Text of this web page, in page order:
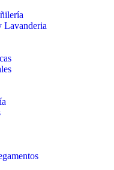
Lavanderia